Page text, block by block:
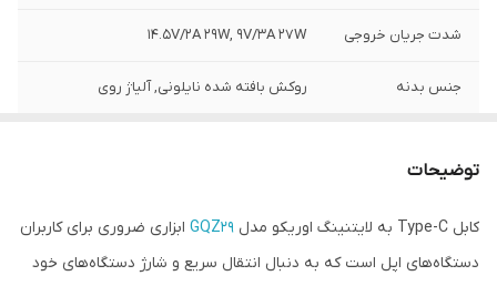
شدت جریان خروجی 14.5V/2A 29W, 9V/3A 27W
جنس بدنه روکش بافته شده نایلونی, آلیاژ روی
اطلاعات
نوع کابل USB-C to Lightning
رنگ مشکی
توضیحات
کابل Type-C به لایتنینگ اوریکو مدل GQZ29 ابزاری ضروری برای کاربران
دستگاه‌های اپل است که به دنبال انتقال سریع و شارژ دستگاه‌های خود